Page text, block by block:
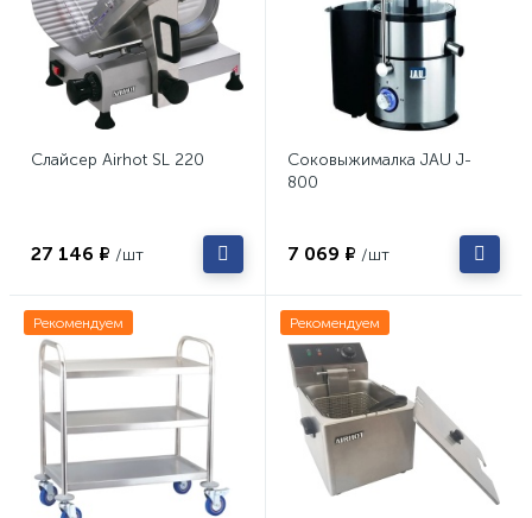
Слайсер Airhot SL 220
27 146 ₽ /шт
Соковыжималка JAU J-
800
7 069 ₽ /шт
Рекомендуем Рекомендуем